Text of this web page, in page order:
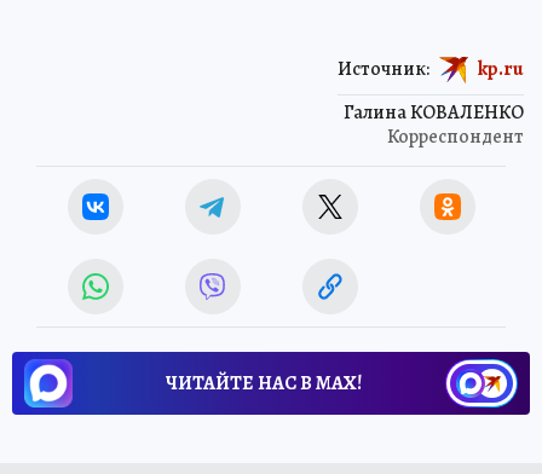
Галина КОВАЛЕНКО
Корреспондент
Источник: kp.ru
ЧИТАЙТЕ НАС В МАХ!